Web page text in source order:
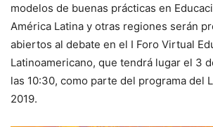
modelos de buenas prácticas en
América Latina y otras regiones serán
abiertos al debate en el I Foro Virtual
Latinoamericano, que tendrá lugar el 3
las 10:30, como parte del programa del
2019.